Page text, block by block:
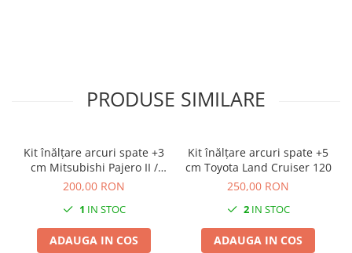
PRODUSE SIMILARE
Kit înălțare arcuri spate +3
cm Mitsubishi Pajero II /
Hyundai Galloper
200,00 RON
1 IN STOC
ADAUGA IN COS
Kit înălțare arcuri spate +5
cm Toyota Land Cruiser 120
250,00 RON
2IN STOC
ADAUGA IN COS